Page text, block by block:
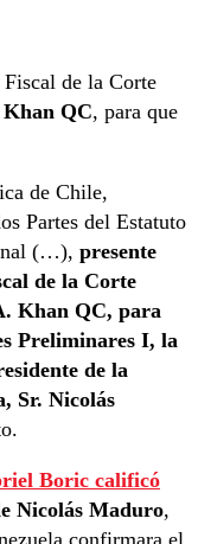
de la Corte
QC, para que
de Chile,
Partes del Estatuto
(…), presente
de la Corte
Khan QC, para
Preliminares I, la
de la
Sr. Nicolás
Boric calificó
Nicolás Maduro,